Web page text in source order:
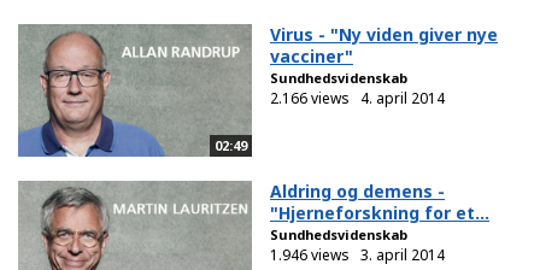
02:49
Virus - "Ny viden giver nye
vacciner"
Sundhedsvidenskab
2.166 views 4. april 2014
Aldring og demens -
"Hjerneforskning for et...
Sundhedsvidenskab
1.946 views 3. april 2014